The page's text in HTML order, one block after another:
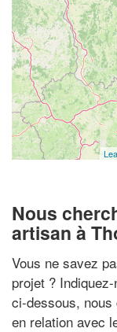
Nous
artisan à
Vous ne savez
projet ?
ci-dessous,
en relation avec